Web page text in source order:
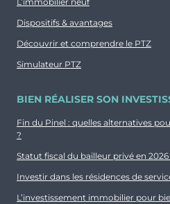
Prix
121 030 €
Typologie
Surface
Dispositifs & avantages
Découvrir et comprendre le PTZ
Simulateur PTZ
BIEN RÉALISER SON
Fin du Pinel : quelles alternatives
?
Statut fiscal du bailleur privé en
Investir dans les résidences de
L’investissement immobilier pour